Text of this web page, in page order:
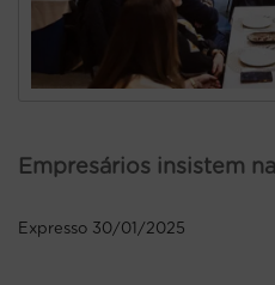
Empresários insistem
Expresso 30/01/2025